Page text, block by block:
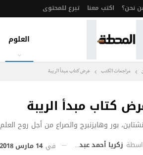
نحن؟ اكتب معنا تبرع للمحتوى
العلوم
مراجعات الكتب عرض كتاب مبدأ الريبة
كتاب مبدأ الريبة
بور وهايزنبرج والصراع من أجل روح العلم
زكريا أحمد عبد المطلب في 14 مارس 2018